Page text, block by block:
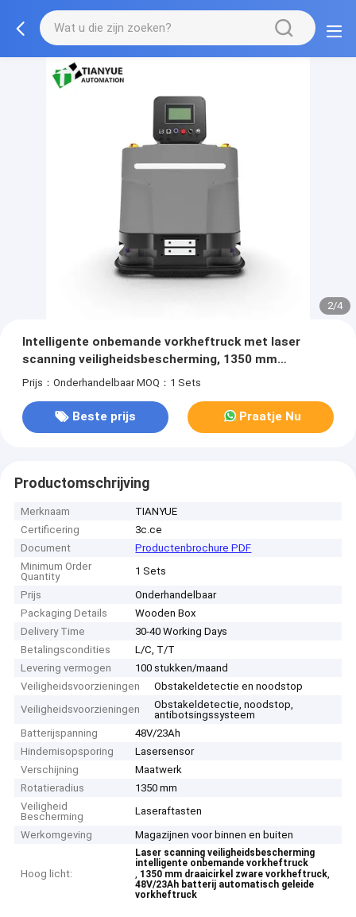
2/4
Intelligente onbemande vorkheftruck met laser
scanning veiligheidsbescherming, 1350 mm
draaicirkel en 48V/23Ah batterij voor zwaar
Prijs：Onderhandelbaar MOQ：1 Sets
Beste prijs Praatje Nu
Productomschrijving
Merknaam
TIANYUE
Certificering
3c.ce
Document
Productenbrochure PDF
Minimum Order
Quantity
1 Sets
Prijs
Onderhandelbaar
Packaging Details
Wooden Box
Delivery Time
30-40 Working Days
Betalingscondities
L/C, T/T
Levering vermogen
100 stukken/maand
Veiligheidsvoorzieningen
Obstakeldetectie en noodstop
Veiligheidsvoorzieningen
Obstakeldetectie, noodstop,
antibotsingssysteem
Batterijspanning
48V/23Ah
Hindernisopsporing
Lasersensor
Verschijning
Maatwerk
Rotatieradius
1350 mm
Veiligheid
Bescherming
Laseraftasten
Werkomgeving
Magazijnen voor binnen en buiten
Hoog licht:
Laser scanning veiligheidsbescherming
intelligente onbemande vorkheftruck
, 1350 mm draaicirkel zware vorkheftruck,
48V/23Ah batterij automatisch geleide
vorkheftruck